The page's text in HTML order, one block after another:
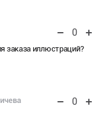
0
заказа иллюстраций?
0